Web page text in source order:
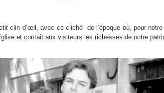
clin d’œil, avec ce cliché de l’époque où, pour
et contait aux visiteurs les richesses de notre